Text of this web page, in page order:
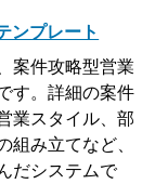
ンプレート
案件攻略型営業
す。詳細の案件
業スタイル、部
組み立てなど、
だシステムで